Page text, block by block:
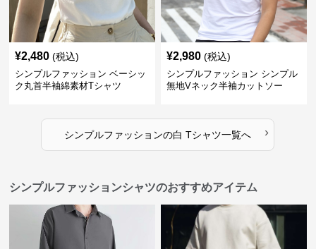
¥2,480 (税込)
シンプルファッション ベーシッ
ク丸首半袖綿素材Tシャツ
¥2,980 (税込)
シンプルファッション シンプル
無地Vネック半袖カットソー
シンプルファッションの白 Tシャツ一覧へ ›
シンプルファッションシャツのおすすめアイテム